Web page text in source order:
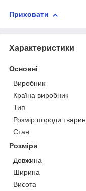
Приховати
Характеристики
Основні
Виробник
Країна виробник
Тип
Розмір породи тварин
Стан
Розміри
Довжина
Ширина
Висота